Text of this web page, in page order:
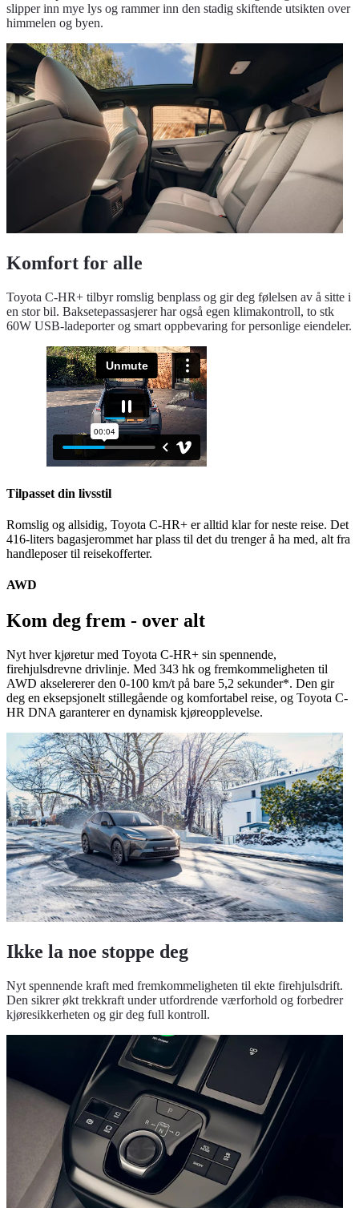
slipper inn mye lys og rammer inn den stadig skiftende utsikten over
himmelen og byen.
Komfort for alle
Toyota C-HR+ tilbyr romslig benplass og gir deg følelsen av å sitte i
en stor bil. Baksetepassasjerer har også egen klimakontroll, to stk
60W USB-ladeporter og smart oppbevaring for personlige eiendeler.
Tilpasset din livsstil
Romslig og allsidig, Toyota C-HR+ er alltid klar for neste reise. Det
416-liters bagasjerommet har plass til det du trenger å ha med, alt fra
handleposer til reisekofferter.
AWD
Kom deg frem - over alt
Nyt hver kjøretur med Toyota C-HR+ sin spennende,
firehjulsdrevne drivlinje. Med 343 hk og fremkommeligheten til
AWD akselererer den 0-100 km/t på bare 5,2 sekunder*. Den gir
deg en eksepsjonelt stillegående og komfortabel reise, og Toyota C-
HR DNA garanterer en dynamisk kjøreopplevelse.
Ikke la noe stoppe deg
Nyt spennende kraft med fremkommeligheten til ekte firehjulsdrift.
Den sikrer økt trekkraft under utfordrende værforhold og forbedrer
kjøresikkerheten og gir deg full kontroll.